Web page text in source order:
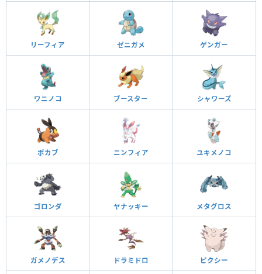
リーフィア ゼニガメ ゲンガー
ワニノコ ブースター シャワーズ
ポカブ ニンフィア ユキメノコ
ゴロンダ ヤナッキー メタグロス
ガメノデス ドラミドロ ピクシー